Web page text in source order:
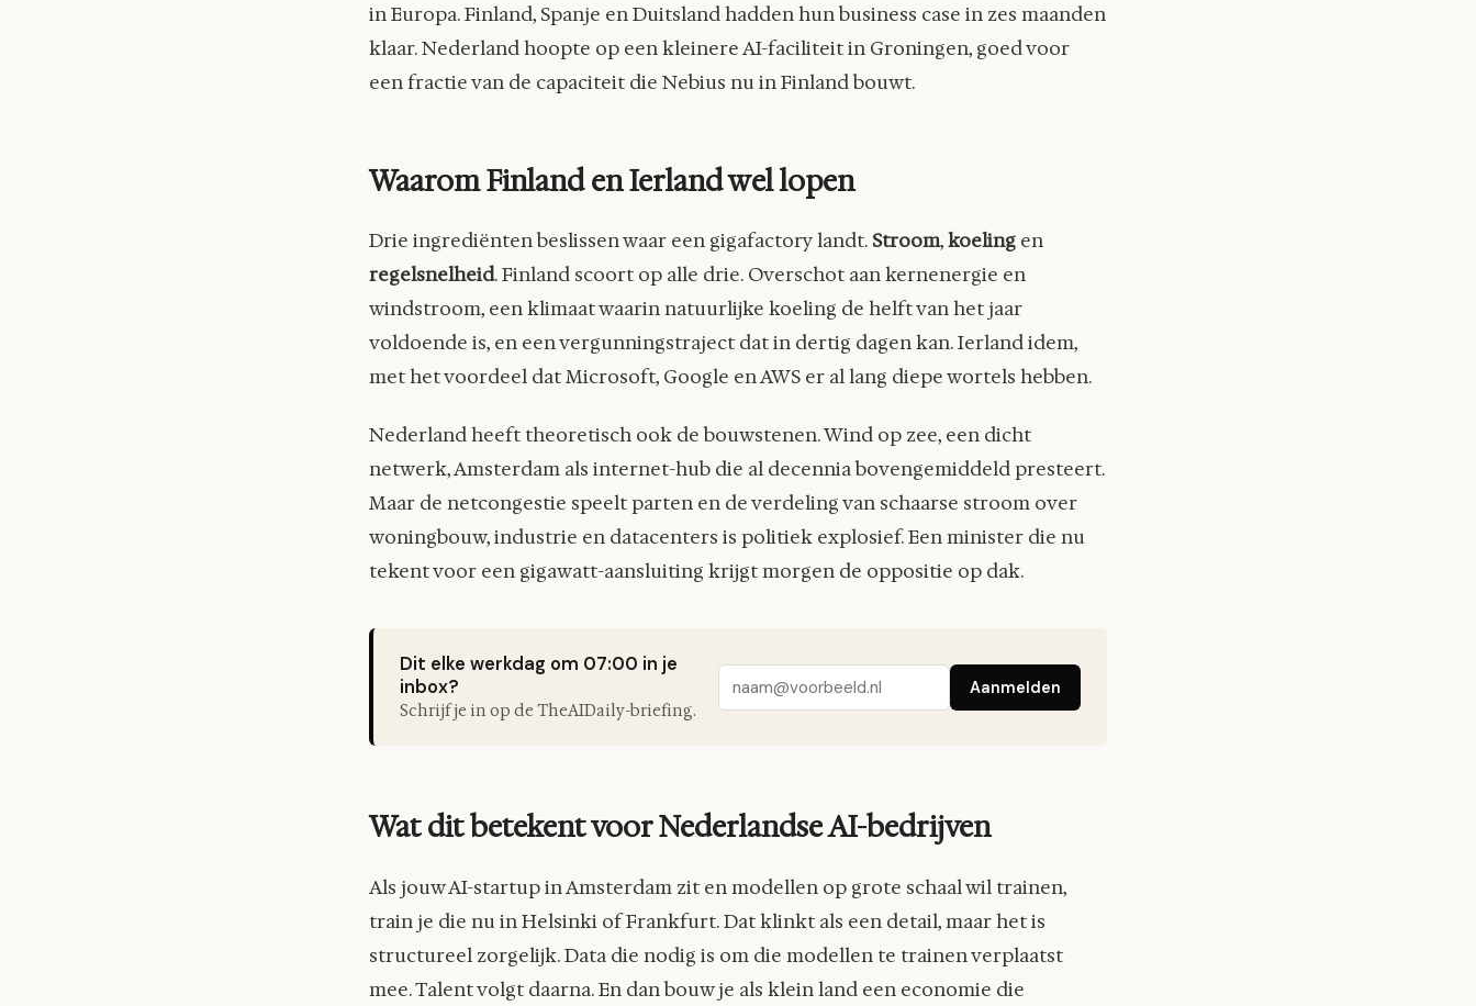
in Europa. Finland, Spanje en Duitsland hadden hun business case in zes maanden
klaar. Nederland hoopte op een kleinere AI-faciliteit in Groningen, goed voor
een fractie van de capaciteit die Nebius nu in Finland bouwt.
Waarom Finland en Ierland wel lopen
Drie ingrediënten beslissen waar een gigafactory landt. Stroom,koeling en
regelsnelheid. Finland scoort op alle drie. Overschot aan kernenergie en
windstroom, een klimaat waarin natuurlijke koeling de helft van het jaar
voldoende is, en een vergunningstraject dat in dertig dagen kan. Ierland idem,
met het voordeel dat Microsoft, Google en AWS er al lang diepe wortels hebben.
Nederland heeft theoretisch ook de bouwstenen. Wind op zee, een dicht
netwerk, Amsterdam als internet-hub die al decennia bovengemiddeld presteert.
Maar de netcongestie speelt parten en de verdeling van schaarse stroom over
woningbouw, industrie en datacenters is politiek explosief. Een minister die nu
tekent voor een gigawatt-aansluiting krijgt morgen de oppositie op dak.
Dit elke werkdag om 07:00 in je
inbox?
Schrijf je in op de TheAIDaily-briefing.
Aanmelden
Wat dit betekent voor Nederlandse AI-bedrijven
Als jouw AI-startup in Amsterdam zit en modellen op grote schaal wil trainen,
train je die nu in Helsinki of Frankfurt. Dat klinkt als een detail, maar het is
structureel zorgelijk. Data die nodig is om die modellen te trainen verplaatst
mee. Talent volgt daarna. En dan bouw je als klein land een economie die